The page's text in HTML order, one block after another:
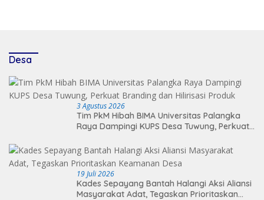
Desa
3 Agustus 2026
Tim PkM Hibah BIMA Universitas Palangka
Raya Dampingi KUPS Desa Tuwung, Perkuat
19 Juli 2026
Kades Sepayang Bantah Halangi Aksi Aliansi
Masyarakat Adat, Tegaskan Prioritaskan